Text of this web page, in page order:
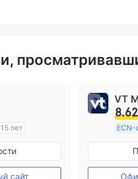
лет
в Австралия
(MM)
MT4
сайт
VT
8.62
ECN-